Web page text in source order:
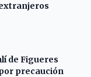
de Figueres
precaución